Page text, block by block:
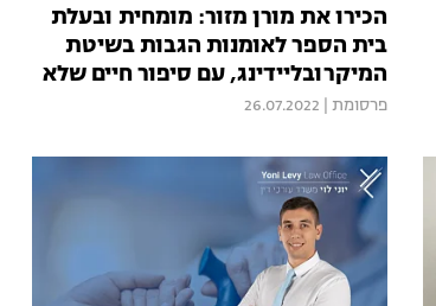
הכירו את מורן מזור: מומחית ובעלת
בית הספר לאומנות הגבות בשיטת
המיקרובליידינג, עם סיפור חיים שלא
שומעים כל יום
פרסומת 26.07.2022